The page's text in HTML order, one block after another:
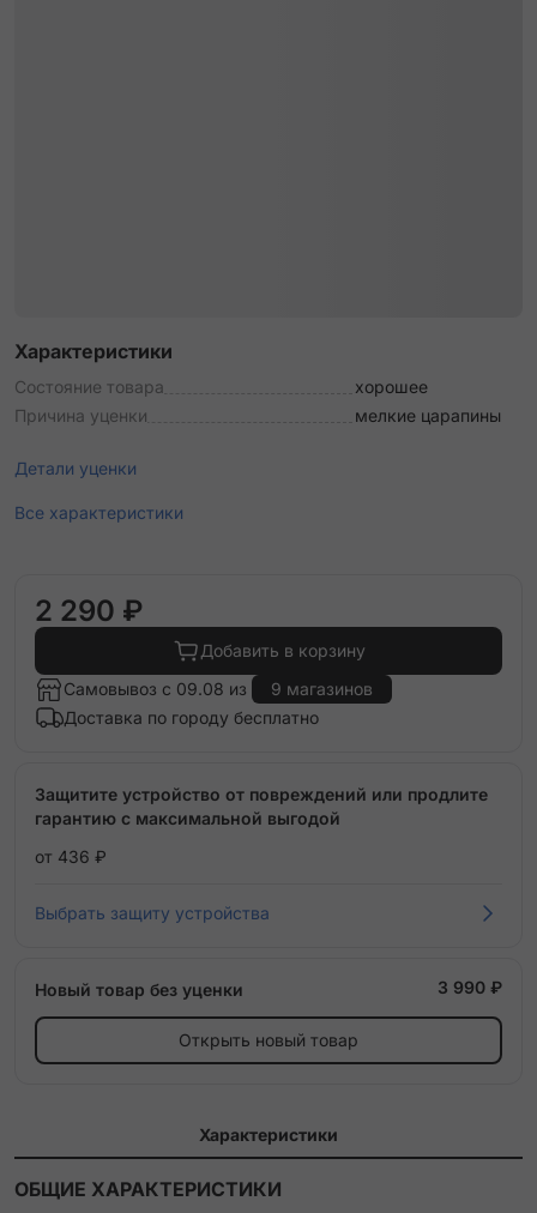
Характеристики
Состояние товара
хорошее
Причина уценки
мелкие царапины
Детали уценки
Все характеристики
2 290 ₽
Добавить в корзину
Самовывоз с 09.08 из
9 магазинов
Доставка по городу бесплатно
Защитите устройство от повреждений или продлите
гарантию с максимальной выгодой
от 436 ₽
Выбрать защиту устройства
Новый товар без уценки 3 990 ₽
Открыть новый товар
Характеристики
ОБЩИЕ ХАРАКТЕРИСТИКИ